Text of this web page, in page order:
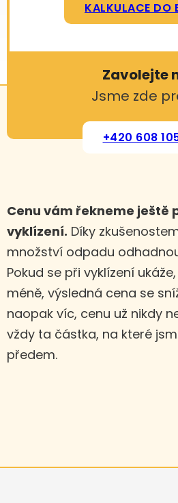
KALKULACE DO
Zavolejte
Jsme zde
+420 608
Cenu vám řekneme ještě
vyklízení. Díky
množství odpadu
Pokud se při vyklízení
méně, výsledná cena se
naopak víc, cenu už nikdy
vždy ta částka, na které
předem.